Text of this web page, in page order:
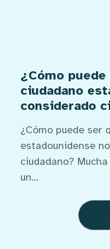
¿Cómo
ciudadano
considerado
¿Cómo puede ser
estadounidense
ciudadano?
un...